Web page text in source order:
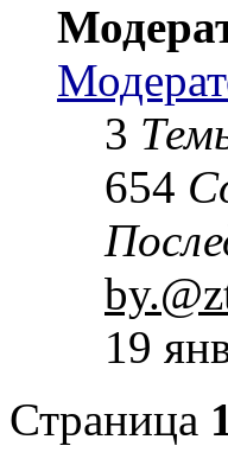
3
654
19
Страница